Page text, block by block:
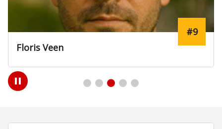
Floris Veen
#9
Play
/